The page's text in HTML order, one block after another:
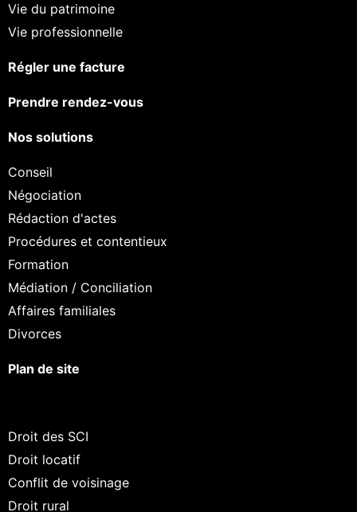
Vie du patrimoine
Vie professionnelle
Régler une facture
Prendre rendez-vous
Nos solutions
Conseil
Négociation
Rédaction d'actes
Procédures et contentieux
Formation
Médiation / Conciliation
Affaires familiales
Divorces
Plan de site
Droit des SCI
Droit locatif
Conflit de voisinage
Droit rural